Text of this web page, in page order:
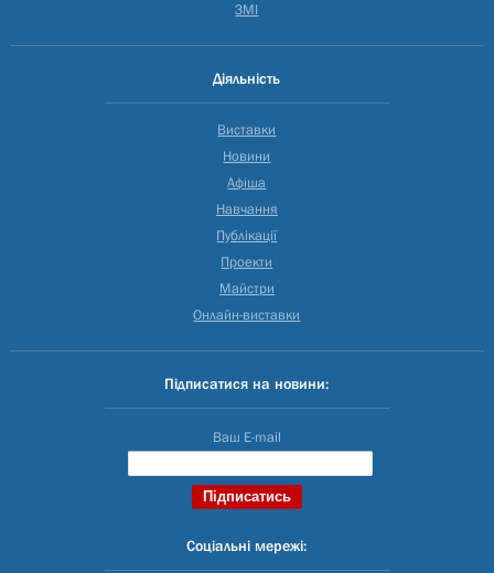
ЗМІ
Діяльність
Виставки
Новини
Афіша
Навчання
Публікації
Проекти
Майстри
Онлайн-виставки
Підписатися на новини:
Ваш E-mail
Соціальні мережі: